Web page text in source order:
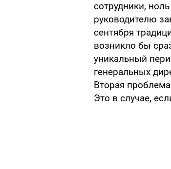
сотрудники,
руководителю
сентября
возникло бы
уникальный
генеральных
Вторая
Это в случае,